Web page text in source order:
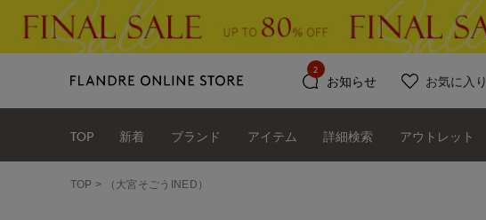
お知らせ
2
お気に入り
TOP 新着 ブランド アイテム 詳細検索 アウトレット
TOP （大宮そごうINED）